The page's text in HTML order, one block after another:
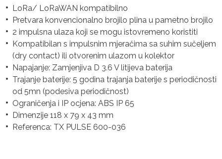
LoRa/ LoRaWAN kompatibilno
Pretvara konvencionalno brojilo plina u pametno brojilo
2 impulsna ulaza koji se mogu istovremeno koristiti
Kompatibilan s impulsnim mjeračima sa suhim sučeljem
(dry contact) ili otvorenim ulazom u kolektor
Napajanje: Zamjenjiva D 3.6 V litijeva baterija
Trajanje baterije: 5 godina trajanja baterije s periodičnosti
od 5mn (podesiva periodičnost)
Ograničenja i IP ocjena: ABS IP 65
Dimenzije 118 x 79 x 43 mm
Referenca: TX PULSE 600-036